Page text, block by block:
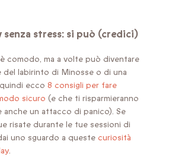
senza stress: si può (credici)
comodo, ma a volte può diventare
del labirinto di Minosse o di una
ecco 8 consigli per fare
sicuro (e che ti risparmieranno
anche un attacco di panico). Se
risate durante le tue sessioni di
uno sguardo a queste curiosità
.